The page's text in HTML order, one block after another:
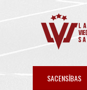
SACENSĪBAS